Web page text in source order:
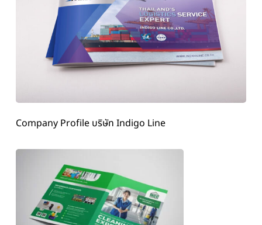
Company Profile บริษัท Indigo Line